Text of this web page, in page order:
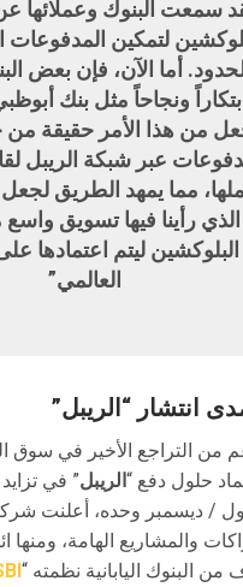
سمعت البنوك وعملائها
لتمكين المدفوعات
أما الآن، فإن بعض
ابتكاراً ونجاحاً مثل بنك
من هذا الأمر حقيقة من
عبر شبكة الريبل
الذي رأينا فيها تسويق
البلوكشين ليتم اعتمادها
العالمي”
انتشار “الريبل”
من التراجع الأخير في سوق
حلول دفع “الريبل” في
/ ديسمبر وحده، أعلنت
والمشاريع الهامة، ومنها
من البنوك اليابانية نظمته “